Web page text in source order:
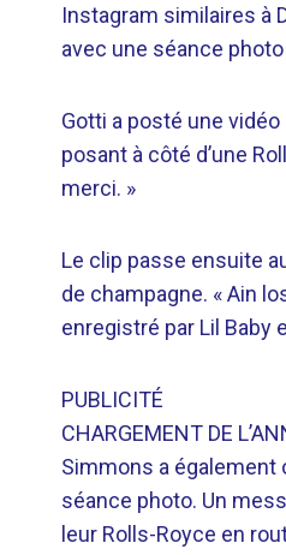
Instagram similaires à
avec une séance
Gotti a posté une
posant à côté d’une
merci. »
Le clip passe ensuite
de champagne. « Ain
enregistré par Lil Baby
PUBLICITÉ
CHARGEMENT DE
Simmons a également
séance photo. Un
leur Rolls-Royce en